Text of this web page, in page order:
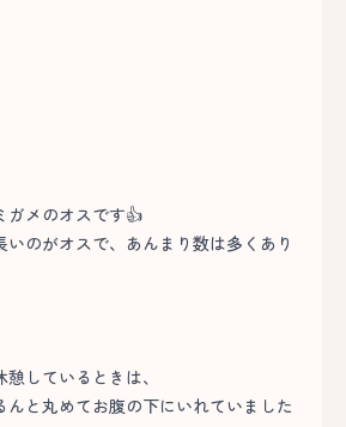
ガメのオスです👍
いのがオスで、あんまり数は多くあり
しているときは、
んと丸めてお腹の下にいれていました